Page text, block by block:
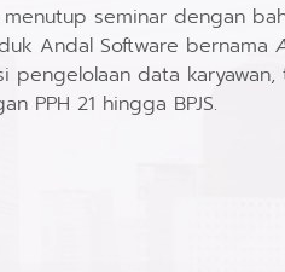
seminar dengan
Andal Software bernama
pengelolaan data
PPH 21 hingga BPJS.